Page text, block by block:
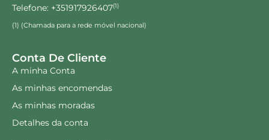
Telefone: +351917926407(1)
(1) (Chamada para a rede móvel nacional)
Conta De Cliente
A minha Conta
As minhas encomendas
As minhas moradas
Detalhes da conta